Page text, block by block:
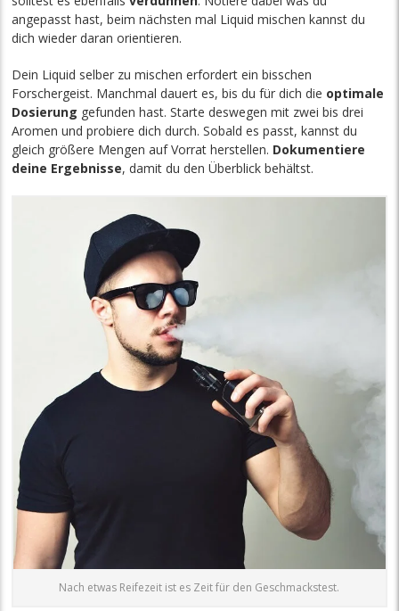
angepasst hast, beim nächsten mal Liquid mischen kannst du
dich wieder daran orientieren.
Dein Liquid selber zu mischen erfordert ein bisschen
Forschergeist. Manchmal dauert es, bis du für dich die optimale
Dosierung gefunden hast. Starte deswegen mit zwei bis drei
Aromen und probiere dich durch. Sobald es passt, kannst du
gleich größere Mengen auf Vorrat herstellen. Dokumentiere
deine Ergebnisse, damit du den Überblick behältst.
Nach etwas Reifezeit ist es Zeit für den Geschmackstest.